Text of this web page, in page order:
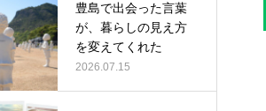
豊島で出会った言葉
が、暮らしの見え方
を変えてくれた
2026.07.15